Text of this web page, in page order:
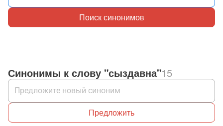
Поиск синонимов
Синонимы к слову "сыздавна"15
Предложить